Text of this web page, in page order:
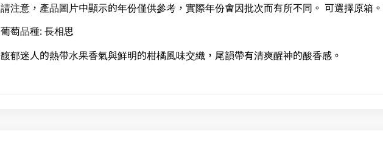
請注意，產品圖片中顯示的年份僅供參考，實際年份會因批次而有所不同。 可選擇原箱
葡萄品種: 長相思
馥郁迷人的熱帶水果香氣與鮮明的柑橘風味交織，尾韻帶有清爽醒神的酸香感。